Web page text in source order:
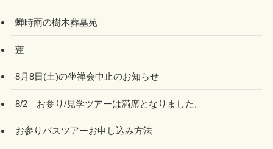
蝉時雨の樹木葬墓苑
蓮
8月8日(土)の坐禅会中止のお知らせ
8/2 お参り/見学ツアーは満席となりました。
お参りバスツアーお申し込み方法